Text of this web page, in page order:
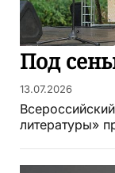
Под
13.07.2026
литературы»